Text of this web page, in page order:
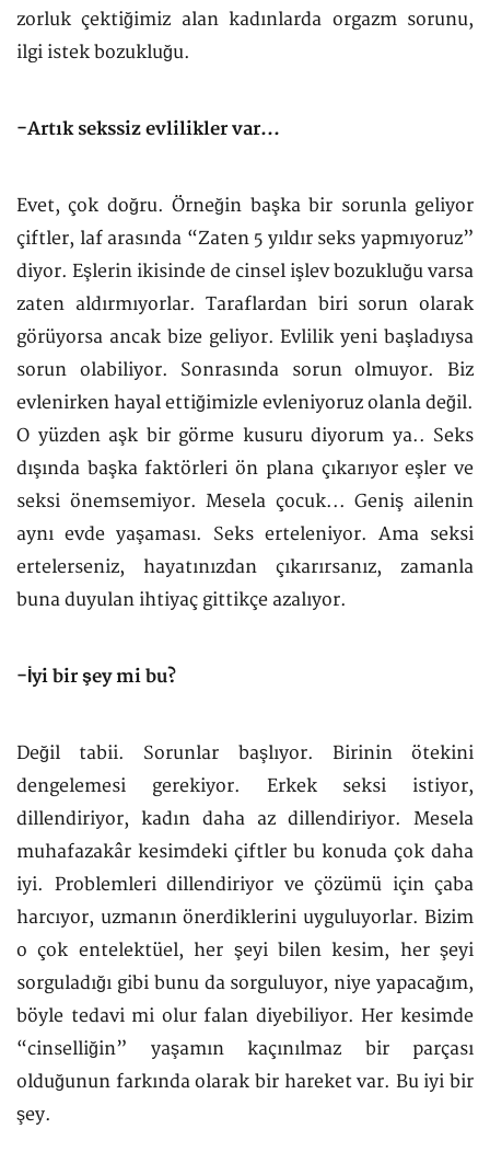
zorluk çektiğimiz alan kadınlarda orgazm sorunu,
ilgi istek bozukluğu.
-Artık sekssiz evlilikler var...
Evet, çok doğru. Örneğin başka bir sorunla geliyor
çiftler, laf arasında “Zaten 5 yıldır seks yapmıyoruz”
diyor. Eşlerin ikisinde de cinsel işlev bozukluğu varsa
zaten aldırmıyorlar. Taraflardan biri sorun olarak
görüyorsa ancak bize geliyor. Evlilik yeni başladıysa
sorun olabiliyor. Sonrasında sorun olmuyor. Biz
evlenirken hayal ettiğimizle evleniyoruz olanla değil.
O yüzden aşk bir görme kusuru diyorum ya.. Seks
dışında başka faktörleri ön plana çıkarıyor eşler ve
seksi önemsemiyor. Mesela çocuk... Geniş ailenin
aynı evde yaşaması. Seks erteleniyor. Ama seksi
ertelerseniz, hayatınızdan çıkarırsanız, zamanla
buna duyulan ihtiyaç gittikçe azalıyor.
-İyi bir şey mi bu?
Değil tabii. Sorunlar başlıyor. Birinin ötekini
dengelemesi gerekiyor. Erkek seksi istiyor,
dillendiriyor, kadın daha az dillendiriyor. Mesela
muhafazakâr kesimdeki çiftler bu konuda çok daha
iyi. Problemleri dillendiriyor ve çözümü için çaba
harcıyor, uzmanın önerdiklerini uyguluyorlar. Bizim
o çok entelektüel, her şeyi bilen kesim, her şeyi
sorguladığı gibi bunu da sorguluyor, niye yapacağım,
böyle tedavi mi olur falan diyebiliyor. Her kesimde
“cinselliğin” yaşamın kaçınılmaz bir parçası
olduğunun farkında olarak bir hareket var. Bu iyi bir
şey.